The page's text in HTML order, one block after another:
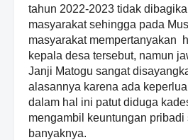
tahun 2022-2023 tidak
masyarakat sehingga pada
masyarakat mempertanyakan
kepala desa tersebut, namun
Janji Matogu sangat
alasannya karena ada
dalam hal ini patut diduga
mengambil keuntungan pribadi
banyaknya.